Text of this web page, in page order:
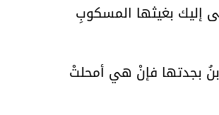
إليك بغيثها المسكوبِ
بجدتها فإنْ هي أمحلتْ